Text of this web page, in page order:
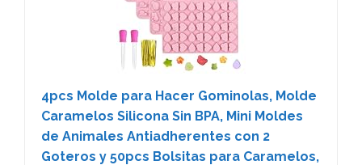
4pcs Molde para Hacer Gominolas, Molde
Caramelos Silicona Sin BPA, Mini Moldes
de Animales Antiadherentes con 2
Goteros y 50pcs Bolsitas para Caramelos,